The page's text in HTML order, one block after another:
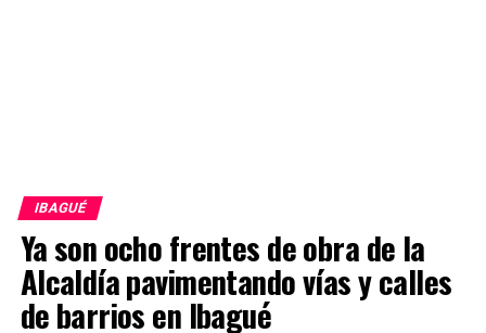
IBAGUÉ
Ya son ocho frentes de obra de la
Alcaldía pavimentando vías y calles
de barrios en Ibagué